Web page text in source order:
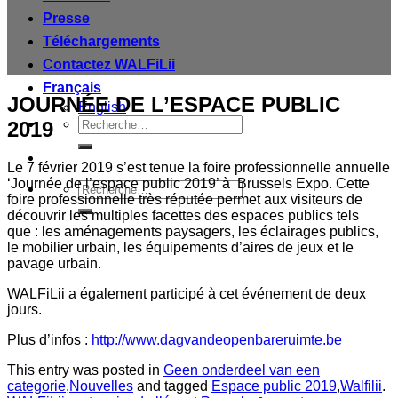
Presse
Téléchargements
Contactez WALFiLii
Français
English
Recherche
pour :
Recherche
pour :
JOURNÉE DE L’ESPACE PUBLIC
2019
Le 7 février 2019 s’est tenue la foire professionnelle annuelle
‘Journée de l’espace public 2019’ à Brussels Expo. Cette
foire professionnelle très réputée permet aux visiteurs de
découvrir les multiples facettes des espaces publics tels
que : les aménagements paysagers, les éclairages publics,
le mobilier urbain, les équipements d’aires de jeux et le
pavage urbain.
WALFiLii a également participé à cet événement de deux
jours.
Plus d’infos : http://www.dagvandeopenbareruimte.be
This entry was posted in Geen onderdeel van een
categorie,Nouvelles and tagged Espace public 2019,Walfilii.